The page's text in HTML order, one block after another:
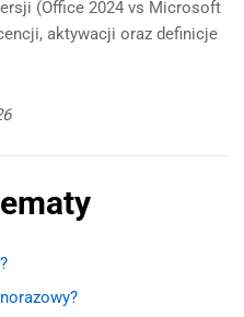
(Office 2024 vs Microsoft
aktywacji oraz definicje